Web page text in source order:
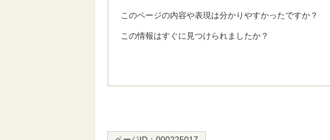
このページの内容や表現は分かりやすかったですか？
この情報はすぐに見つけられましたか？